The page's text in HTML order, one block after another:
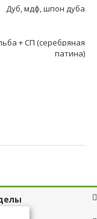
Дуб, мдф, шпон дуба
+ СП (серебряная
патина)